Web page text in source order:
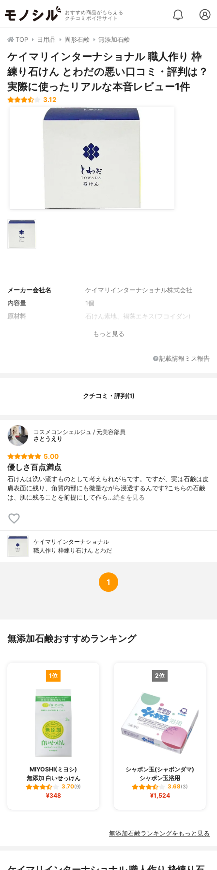
おすすめ商品がもらえる
クチコミポイ活サイト
TOP 日用品 固形石鹸 無添加石鹸
ケイマリインターナショナル 職人作り 枠
練り石けん とわだの悪い口コミ・評判は？
実際に使ったリアルな本音レビュー1件
3.12
メーカー会社名
ケイマリインターナショナル株式会社
内容量
1個
原材料
石けん素地、褐藻エキス(フコイダン)
もっと見る
記載情報ミス報告
クチコミ・評判(1)
コスメコンシェルジュ / 元美容部員
さとうえり
5.00
優しさ百点満点
石けんは洗い流すものとして考えられがちです。ですが、実は石鹸は皮
膚表面に残り、角質内部にも微量ながら浸透するんです?こちらの石鹸
は、肌に残ることを前提にして作ら…続きを見る
ケイマリインターナショナル
職人作り 枠練り石けん とわだ
1
無添加石鹸おすすめランキング
1位
MIYOSHI(ミヨシ)
無添加 白いせっけん
3.70(9)
¥348
2位
シャボン玉(シャボンダマ)
シャボン玉浴用
3.68(3)
¥1,524
無添加石鹸ランキングをもっと見る